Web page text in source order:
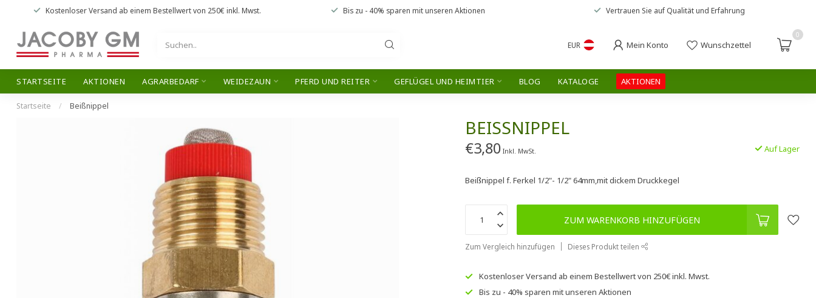
Kostenloser Versand ab einem Bestellwert von 250€ inkl. Mwst. Bis zu - 40% sparen mit unseren Aktionen Vertrauen Sie auf Qualität und Erfahrung
EUR Mein Konto Wunschzettel
0
STARTSEITE AKTIONEN AGRARBEDARF WEIDEZAUN PFERD UND REITER GEFLÜGEL UND HEIMTIER BLOG KATALOGE AKTIONEN
Startseite / Beißnippel
BEISSNIPPEL
€3,80 Inkl. MwSt. Auf Lager
Beißnippel f. Ferkel 1/2"- 1/2" 64mm,mit dickem Druckkegel
ZUM WARENKORB HINZUFÜGEN
Zum Vergleich hinzufügen Dieses Produkt teilen
Kostenloser Versand ab einem Bestellwert von 250€inkl. Mwst.
Bis zu - 40% sparen mit unserenAktionen